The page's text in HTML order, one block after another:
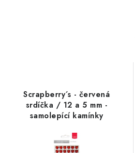
Scrapberry´s - červená
srdíčka / 12 a 5 mm -
samolepící kamínky